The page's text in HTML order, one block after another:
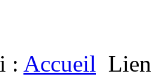
: Accueil